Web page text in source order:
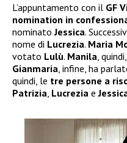
L’appuntamento con il GF
nomination in
nominatoJessica.
nome di Lucrezia. Maria
votato Lulù. Manila,
Gianmaria, infine, ha
quindi, le tre persone a
Patrizia, Lucrezia e